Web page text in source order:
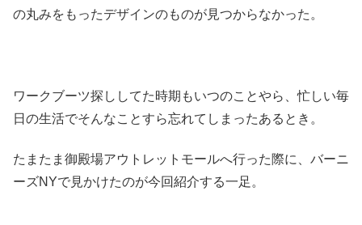
の丸みをもったデザインのものが見つからなかった。
ワークブーツ探ししてた時期もいつのことやら、忙しい毎
日の生活でそんなことすら忘れてしまったあるとき。
たまたま御殿場アウトレットモールへ行った際に、バーニ
ーズNYで見かけたのが今回紹介する一足。